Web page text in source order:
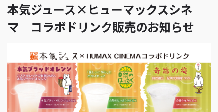
本気ジュース×ヒューマックスシネ
マ コラボドリンク販売のお知らせ